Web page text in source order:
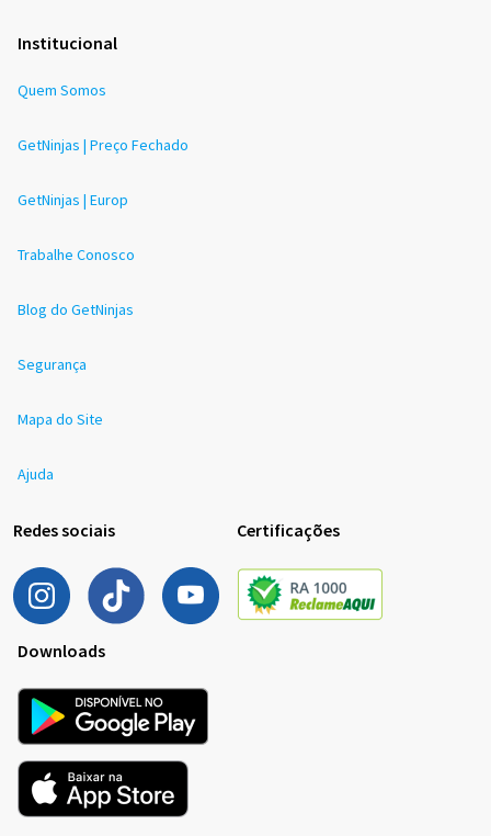
Institucional
Quem Somos
GetNinjas | Preço Fechado
GetNinjas | Europ
Trabalhe Conosco
Blog do GetNinjas
Segurança
Mapa do Site
Ajuda
Redes sociais Certificações
Downloads